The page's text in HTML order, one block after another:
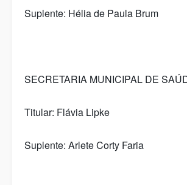
Suplente: Hélia de Paula Brum
SECRETARIA MUNICIPAL DE
Titular: Flávia Lipke
Suplente: Arlete Corty Faria